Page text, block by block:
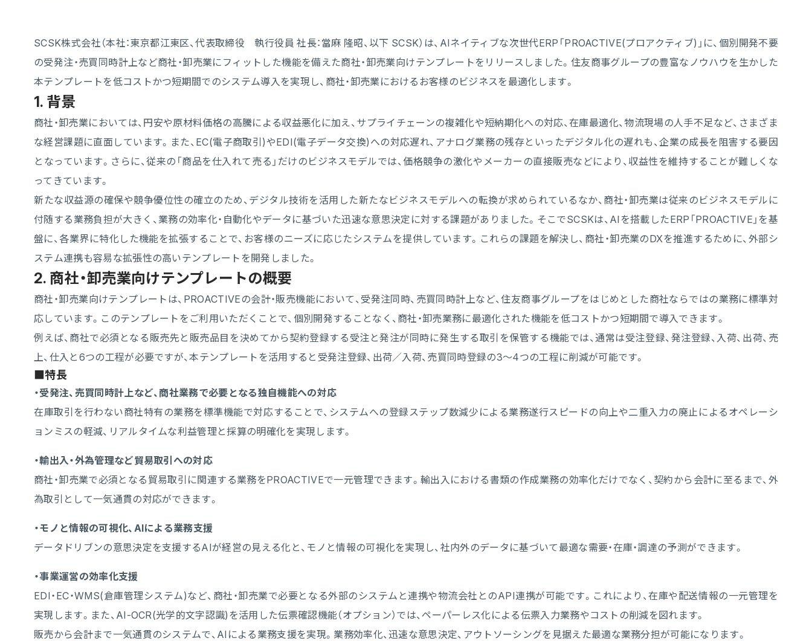
SCSK株式会社（本社：東京都江東区、代表取締役 執行役員 社長：當麻 隆昭、以下 SCSK）は、AIネイティブな次世代ERP「PROACTIVE(プロアクティブ)」に、個別開発不要
の受発注・売買同時計上など商社・卸売業にフィットした機能を備えた商社・卸売業向けテンプレートをリリースしました。住友商事グループの豊富なノウハウを生かした
本テンプレートを低コストかつ短期間でのシステム導入を実現し、商社・卸売業におけるお客様のビジネスを最適化します。
1. 背景
商社・卸売業においては、円安や原材料価格の高騰による収益悪化に加え、サプライチェーンの複雑化や短納期化への対応、在庫最適化、物流現場の人手不足など、さまざま
な経営課題に直面しています。また、EC(電子商取引)やEDI(電子データ交換)への対応遅れ、アナログ業務の残存といったデジタル化の遅れも、企業の成長を阻害する要因
となっています。さらに、従来の「商品を仕入れて売る」だけのビジネスモデルでは、価格競争の激化やメーカーの直接販売などにより、収益性を維持することが難しくな
ってきています。
新たな収益源の確保や競争優位性の確立のため、デジタル技術を活用した新たなビジネスモデルへの転換が求められているなか、商社・卸売業は従来のビジネスモデルに
付随する業務負担が大きく、業務の効率化・自動化やデータに基づいた迅速な意思決定に対する課題がありました。そこでSCSKは、AIを搭載したERP「PROACTIVE」を基
盤に、各業界に特化した機能を拡張することで、お客様のニーズに応じたシステムを提供しています。これらの課題を解決し、商社・卸売業のDXを推進するために、外部シ
ステム連携も容易な拡張性の高いテンプレートを開発しました。
2. 商社・卸売業向けテンプレートの概要
商社・卸売業向けテンプレートは、PROACTIVEの会計・販売機能において、受発注同時、売買同時計上など、住友商事グループをはじめとした商社ならではの業務に標準対
応しています。このテンプレートをご利用いただくことで、個別開発することなく、商社・卸売業務に最適化された機能を低コストかつ短期間で導入できます。
例えば、商社で必須となる販売先と販売品目を決めてから契約登録する受注と発注が同時に発生する取引を保管する機能では、通常は受注登録、発注登録、入荷、出荷、売
上、仕入と6つの工程が必要ですが、本テンプレートを活用すると受発注登録、出荷／入荷、売買同時登録の3～4つの工程に削減が可能です。
■特長
・受発注、売買同時計上など、商社業務で必要となる独自機能への対応
在庫取引を行わない商社特有の業務を標準機能で対応することで、システムへの登録ステップ数減少による業務遂行スピードの向上や二重入力の廃止によるオペレーシ
ョンミスの軽減、リアルタイムな利益管理と採算の明確化を実現します。
・輸出入・外為管理など貿易取引への対応
商社・卸売業で必須となる貿易取引に関連する業務をPROACTIVEで一元管理できます。輸出入における書類の作成業務の効率化だけでなく、契約から会計に至るまで、外
為取引として一気通貫の対応ができます。
・モノと情報の可視化、AIによる業務支援
データドリブンの意思決定を支援するAIが経営の見える化と、モノと情報の可視化を実現し、社内外のデータに基づいて最適な需要・在庫・調達の予測ができます。
・事業運営の効率化支援
EDI・EC・WMS(倉庫管理システム)など、商社・卸売業で必要となる外部のシステムと連携や物流会社とのAPI連携が可能です。これにより、在庫や配送情報の一元管理を
実現します。また、AI-OCR(光学的文字認識)を活用した伝票確認機能（オプション）では、ペーパーレス化による伝票入力業務やコストの削減を図れます。
販売から会計まで一気通貫のシステムで、AIによる業務支援を実現。業務効率化、迅速な意思決定、アウトソーシングを見据えた最適な業務分担が可能になります。